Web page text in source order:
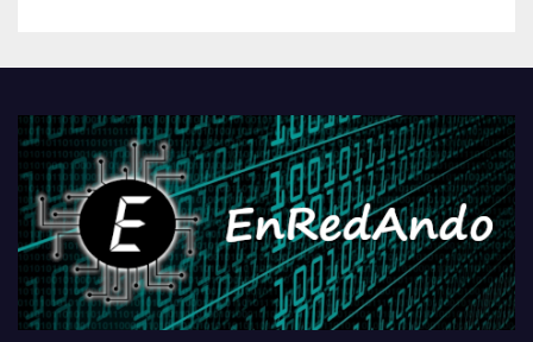
PlayStationeko bideojoko